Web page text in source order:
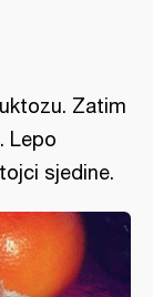
Zatim
Lepo
sjedine.